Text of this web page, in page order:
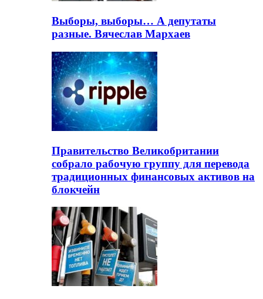
Выборы, выборы… А депутаты
разные. Вячеслав Мархаев
Правительство Великобритании
собрало рабочую группу для перевода
традиционных финансовых активов на
блокчейн